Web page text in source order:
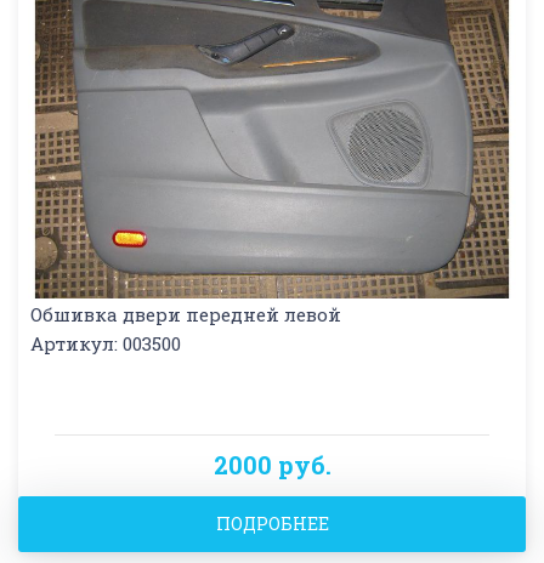
Обшивка двери передней левой
Артикул: 003500
2000 руб.
ПОДРОБНЕЕ